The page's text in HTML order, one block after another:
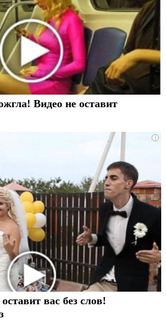
Видео не оставит
i
вас без слов!